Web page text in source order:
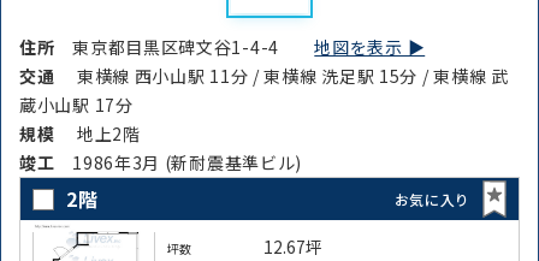
住所東京都目黒区碑文谷1-4-4地図を表示 ▶︎
交通
東横線 西小山駅 11分 / 東横線 洗足駅 15分 / 東横線 武
蔵小山駅 17分
規模
地上2階
竣⼯ 1986年3月 (新耐震基準ビル)
2階 お気に入り
坪数 12.67坪